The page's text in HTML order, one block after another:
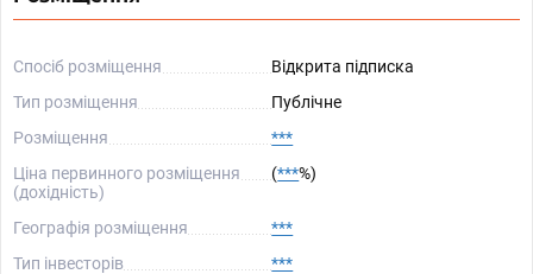
Спосіб розміщення
Відкрита підписка
Тип розміщення
Публічне
Розміщення
***
Ціна первинного розміщення
(дохідність)
(***%)
Географія розміщення
***
Тип інвесторів
***